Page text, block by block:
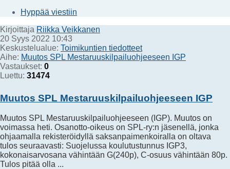
Hyppää viestiin
Kirjoittaja Riikka Veikkanen
20 Syys 2022 10:43
Keskustelualue: Toimikuntien tiedotteet
Aihe: Muutos SPL Mestaruuskilpailuohjeeseen IGP
Vastaukset: 0
Luettu: 31474
Muutos SPL Mestaruuskilpailuohjeeseen IGP
Muutos SPL Mestaruuskilpailuohjeeseen (IGP). Muutos on
voimassa heti. Osanotto-oikeus on SPL-ry:n jäsenellä, jonka
ohjaamalla rekisteröidyllä saksanpaimenkoiralla on oltava
tulos seuraavasti: Suojelussa koulutustunnus IGP3,
kokonaisarvosana vähintään G(240p), C-osuus vähintään 80p.
Tulos pitää olla ...